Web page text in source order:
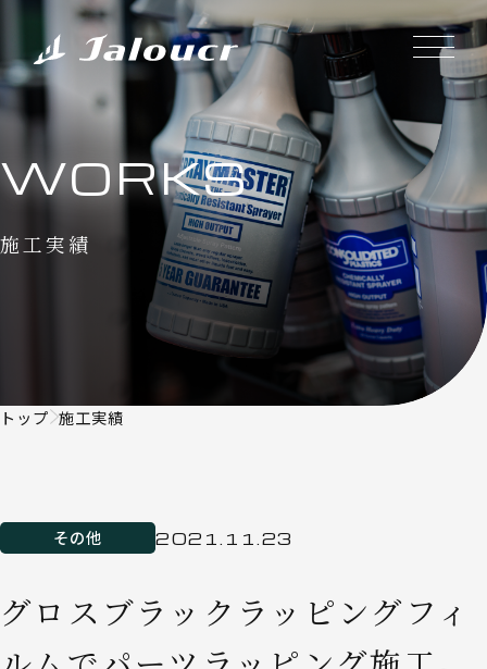
WORKS
施工実績
トップ 施工実績
その他 2021.11.23
グロスブラックラッピングフィ